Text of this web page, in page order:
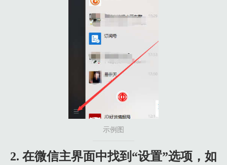
示例图
2. 在微信主界面中找到“设置”选项，如